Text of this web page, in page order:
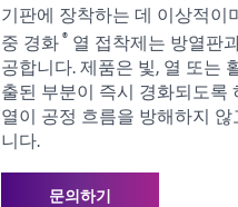
기판에 장착하는 데 이상적이
중 경화® 열 접착제는 방열판
공합니다. 제품은 빛, 열 또는
출된 부분이 즉시 경화되도록
열이 공정 흐름을 방해하지
니다.
문의하기